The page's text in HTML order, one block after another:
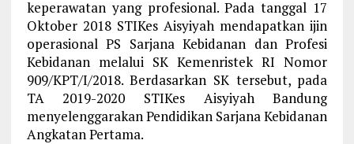
keperawatan yang profesional. Pada tanggal 17
Oktober 2018 STIKes Aisyiyah mendapatkan ijin
operasional PS Sarjana Kebidanan dan Profesi
Kebidanan melalui SK Kemenristek RI Nomor
909/KPT/I/2018. Berdasarkan SK tersebut, pada
TA 2019-2020 STIKes Aisyiyah Bandung
menyelenggarakan Pendidikan Sarjana Kebidanan
Angkatan Pertama.